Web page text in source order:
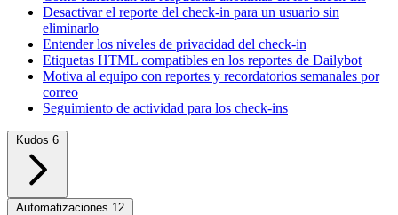
Desactivar el reporte del check-in para un usuario sin
eliminarlo
Entender los niveles de privacidad del check-in
Etiquetas HTML compatibles en los reportes de Dailybot
Motiva al equipo con reportes y recordatorios semanales por
correo
Seguimiento de actividad para los check-ins
Kudos 6
Automatizaciones 12